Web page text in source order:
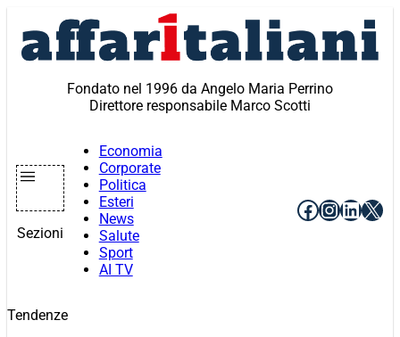
contenuto
Fondato nel 1996 da Angelo Maria Perrino
Direttore responsabile Marco Scotti
Sezioni
Economia
Corporate
Politica
Esteri
News
Salute
Sport
AI TV
Facebook
X
Tendenze